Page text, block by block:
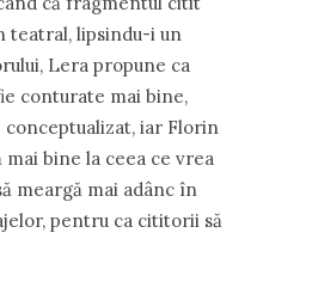
teatral, lipsindu-i un
Lera propune ca
conturate mai bine,
conceptualizat, iar Florin
mai bine la ceea ce vrea
meargă mai adânc în
pentru ca cititorii să